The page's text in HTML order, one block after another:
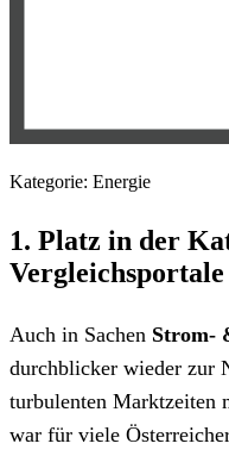
Kategorie: Energie
1. Platz in der
Auch in Sachen Strom-
durchblicker wieder zur
turbulenten Marktzeiten
war für viele